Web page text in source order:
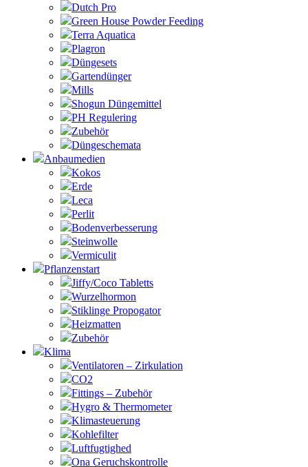
Dutch Pro
Green House Powder Feeding
Terra Aquatica
Plagron
Düngesets
Gartendünger
Mills
Shogun Düngemittel
PH Regulering
Zubehör
Düngeschemata
Anbaumedien
Kokos
Erde
Leca
Perlit
Bodenverbesserung
Steinwolle
Vermiculit
Pflanzenstart
Jiffy/Coco Tabletts
Wurzelhormon
Stiklinge Propogator
Heizmatten
Zubehör
Klima
Ventilatoren – Zirkulation
CO2
Fittings – Zubehör
Hygro & Thermometer
Klimasteuerung
Kohlefilter
Luftfugtighed
Ona Geruchskontrolle